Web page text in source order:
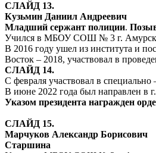
СЛАЙД 13.
Кузьмин Даниил Андреевич
Младший сержант полиции.
Учился в МБОУ СОШ № 3 г. Амурска
В 2016 году ушел из института и
Восток – 2018, участвовал в
СЛАЙД 14.
С февраля участвовал в
В июне 2022 года был направлен в
Указом президента награжден
СЛАЙД 15.
Марчуков Александр Борисович
Старшина